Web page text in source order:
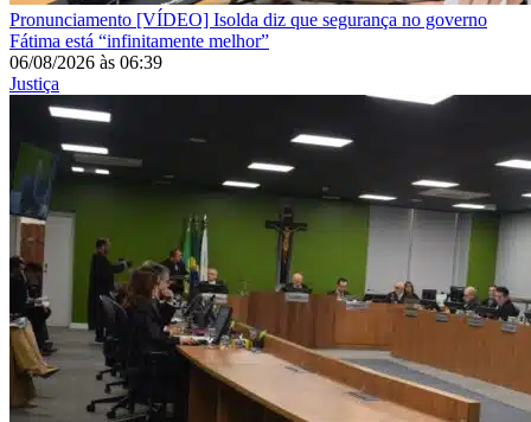
Pronunciamento [VÍDEO] Isolda diz que segurança no governo
Fátima está “infinitamente melhor”
06/08/2026 às 06:39
Justiça